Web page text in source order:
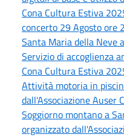
Cona Cultura Estiva
concerto 29 Agosto ore
Santa Maria della Neve
Servizio di accoglienza
Cona Cultura Estiva
Attività motoria in
dall'Associazione Auser
Soggiorno montano a
organizzato